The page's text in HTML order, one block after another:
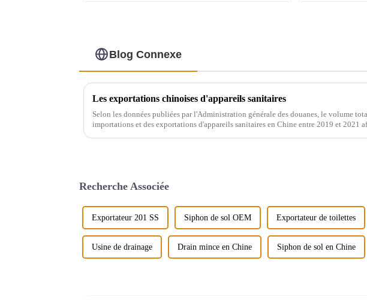
Blog Connexe
Les exportations chinoises d'appareils sanitaires
Selon les données publiées par l'Administration générale des douanes, le volume
importations et des exportations d'appareils sanitaires en Chine entre 2019 et 2021
Recherche Associée
Exportateur 201 SS Siphon de sol OEM Exportateur de toilettes
Usine de drainage Drain mince en Chine Siphon de sol en Chine